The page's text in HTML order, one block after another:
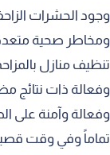
وجود الحشرات
ومخاطر صحية
تنظيف منازل
وفعالة ذات نتائج
وفعالة وآمنة على
تماماً وفي وقت